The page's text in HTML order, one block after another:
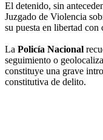
El detenido, sin
Juzgado de Violencia
su puesta en libertad con
La Policía Nacional
seguimiento o
constituye una grave
constitutiva de delito.